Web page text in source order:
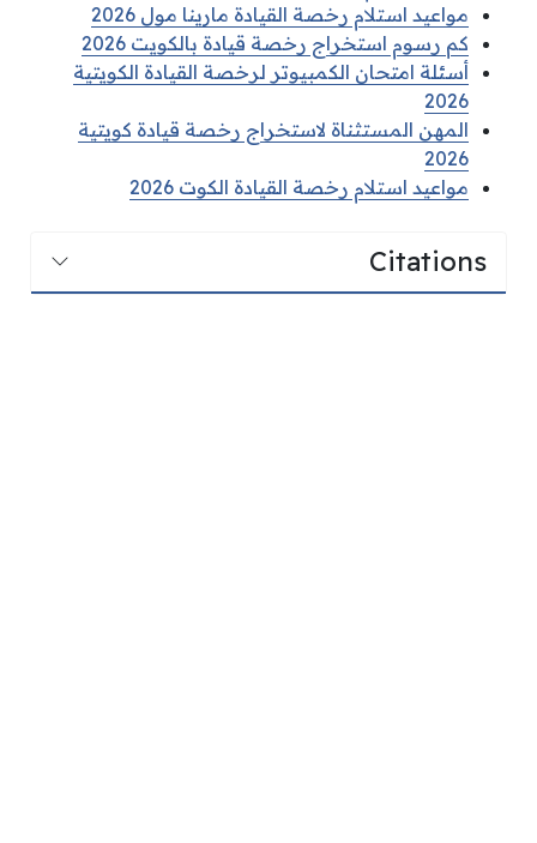
مواعيد استلام رخصة القيادة مارينا مول 2026
كم رسوم استخراج رخصة قيادة بالكويت 2026
أسئلة امتحان الكمبيوتر لرخصة القيادة الكويتية
2026
المهن المستثناة لاستخراج رخصة قيادة كويتية
2026
مواعيد استلام رخصة القيادة الكوت 2026
Citations